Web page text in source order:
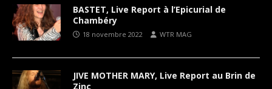
BASTET, Live Report à l’Epicurial de
Chambéry
18 novembre 2022 WTR MAG
JIVE MOTHER MARY, Live Report au Brin de
Zinc